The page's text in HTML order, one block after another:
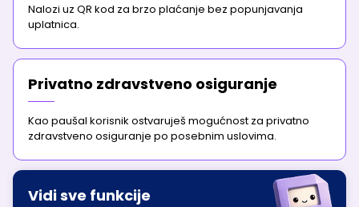
Nalozi uz QR kod za brzo plaćanje bez popunjavanja
uplatnica.
Privatno zdravstveno osiguranje
Kao paušal korisnik ostvaruješ mogućnost za privatno
zdravstveno osiguranje po posebnim uslovima.
Vidi sve funkcije